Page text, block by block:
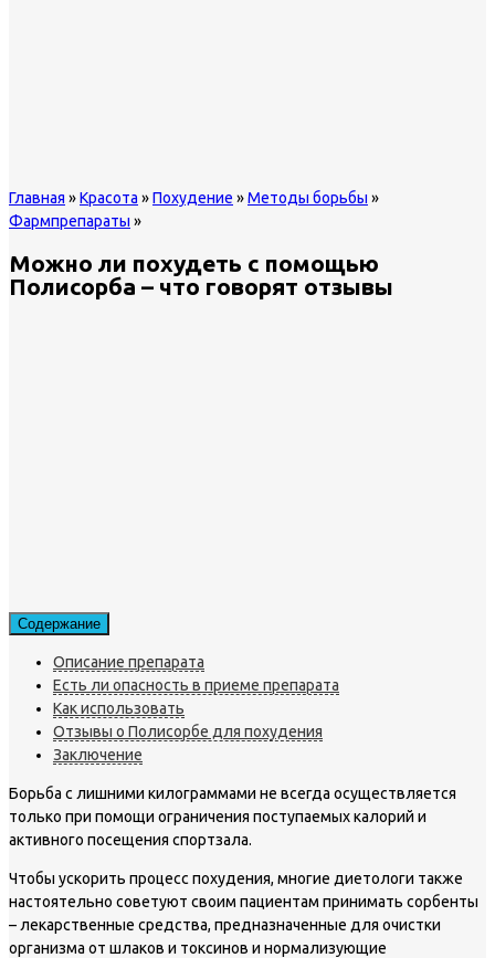
Главная »Красота »Похудение »Методы борьбы »
Фармпрепараты »
Можно ли похудеть с помощью
Полисорба – что говорят отзывы
Содержание
Описание препарата
Есть ли опасность в приеме препарата
Как использовать
Отзывы о Полисорбе для похудения
Заключение
Борьба с лишними килограммами не всегда осуществляется
только при помощи ограничения поступаемых калорий и
активного посещения спортзала.
Чтобы ускорить процесс похудения, многие диетологи также
настоятельно советуют своим пациентам принимать сорбенты
– лекарственные средства, предназначенные для очистки
организма от шлаков и токсинов и нормализующие